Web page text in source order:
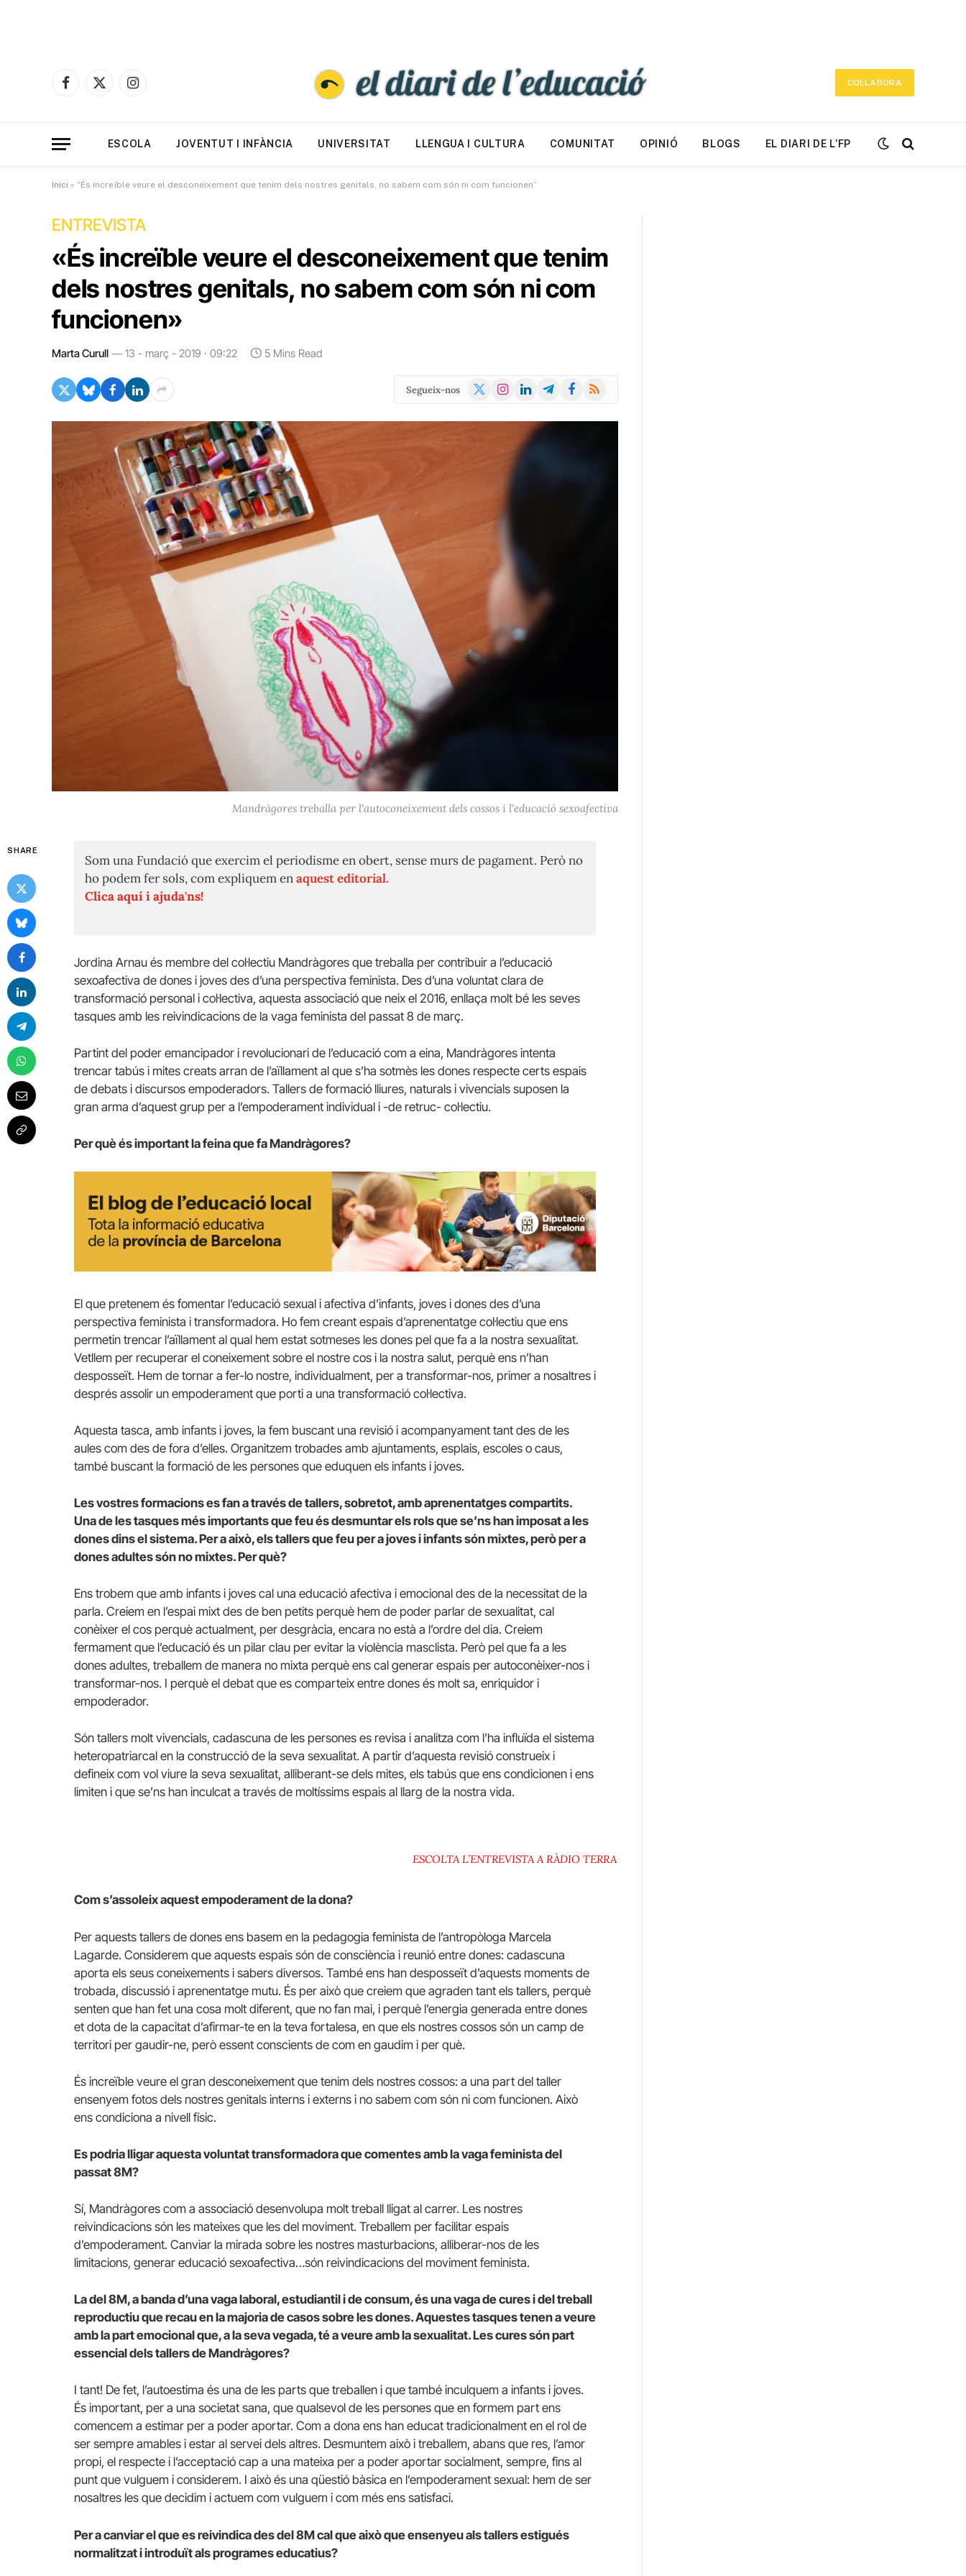
Facebook
X
Instagram
COL·LABORA
ESCOLA JOVENTUT I INFÀNCIA UNIVERSITAT LLENGUA I CULTURA COMUNITAT OPINIÓ BLOGS EL DIARI DE L’FP
Inici » “És increïble veure el desconeixement que tenim dels nostres genitals, no sabem com són ni com funcionen”
ENTREVISTA
«És increïble veure el desconeixement que tenim
dels nostres genitals, no sabem com són ni com
funcionen»
Marta Curull 13 - març - 2019 · 09:22 5 Mins Read
Segueix-nos
X
Instagram
LinkedInTelegramFacebook
RSS
Mandràgores treballa per l'autoconeixement dels cossos i l'educació sexoafectiva
SHARE
Som una Fundació que exercim el periodisme en obert, sense murs de pagament. Però no
ho podem fer sols, com expliquem enaquest editorial.
Clica aquí i ajuda'ns!
Jordina Arnau és membre del col·lectiu Mandràgores que treballa per contribuir a l’educació
sexoafectiva de dones i joves des d’una perspectiva feminista. Des d’una voluntat clara de
transformació personal i col·lectiva, aquesta associació que neix el 2016, enllaça molt bé les seves
tasques amb les reivindicacions de la vaga feminista del passat 8 de març.
Partint del poder emancipador i revolucionari de l’educació com a eina, Mandràgores intenta
trencar tabús i mites creats arran de l’aïllament al que s’ha sotmès les dones respecte certs espais
de debats i discursos empoderadors. Tallers de formació lliures, naturals i vivencials suposen la
gran arma d’aquest grup per a l’empoderament individual i -de retruc- col·lectiu.
Per què és important la feina que fa Mandràgores?
El que pretenem és fomentar l’educació sexual i afectiva d’infants, joves i dones des d’una
perspectiva feminista i transformadora. Ho fem creant espais d’aprenentatge col·lectiu que ens
permetin trencar l’aïllament al qual hem estat sotmeses les dones pel que fa a la nostra sexualitat.
Vetllem per recuperar el coneixement sobre el nostre cos i la nostra salut, perquè ens n’han
desposseït. Hem de tornar a fer-lo nostre, individualment, per a transformar-nos, primer a nosaltres i
després assolir un empoderament que porti a una transformació col·lectiva.
Aquesta tasca, amb infants i joves, la fem buscant una revisió i acompanyament tant des de les
aules com des de fora d’elles. Organitzem trobades amb ajuntaments, esplais, escoles o caus,
també buscant la formació de les persones que eduquen els infants i joves.
Les vostres formacions es fan a través de tallers, sobretot, amb aprenentatges compartits.
Una de les tasques més importants que feu és desmuntar els rols que se’ns han imposat a les
dones dins el sistema. Per a això, els tallers que feu per a joves i infants són mixtes, però per a
dones adultes són no mixtes. Per què?
Ens trobem que amb infants i joves cal una educació afectiva i emocional des de la necessitat de la
parla. Creiem en l’espai mixt des de ben petits perquè hem de poder parlar de sexualitat, cal
conèixer el cos perquè actualment, per desgràcia, encara no està a l’ordre del dia. Creiem
fermament que l’educació és un pilar clau per evitar la violència masclista. Però pel que fa a les
dones adultes, treballem de manera no mixta perquè ens cal generar espais per autoconèixer-nos i
transformar-nos. I perquè el debat que es comparteix entre dones és molt sa, enriquidor i
empoderador.
Són tallers molt vivencials, cadascuna de les persones es revisa i analitza com l’ha influïda el sistema
heteropatriarcal en la construcció de la seva sexualitat. A partir d’aquesta revisió construeix i
defineix com vol viure la seva sexualitat, alliberant-se dels mites, els tabús que ens condicionen i ens
limiten i que se’ns han inculcat a través de moltíssims espais al llarg de la nostra vida.
ESCOLTA L’ENTREVISTA A RÀDIO TERRA
Com s’assoleix aquest empoderament de la dona?
Per aquests tallers de dones ens basem en la pedagogia feminista de l’antropòloga Marcela
Lagarde. Considerem que aquests espais són de consciència i reunió entre dones: cadascuna
aporta els seus coneixements i sabers diversos. També ens han desposseït d’aquests moments de
trobada, discussió i aprenentatge mutu. És per això que creiem que agraden tant els tallers, perquè
senten que han fet una cosa molt diferent, que no fan mai, i perquè l’energia generada entre dones
et dota de la capacitat d’afirmar-te en la teva fortalesa, en que els nostres cossos són un camp de
territori per gaudir-ne, però essent conscients de com en gaudim i per què.
És increïble veure el gran desconeixement que tenim dels nostres cossos: a una part del taller
ensenyem fotos dels nostres genitals interns i externs i no sabem com són ni com funcionen. Això
ens condiciona a nivell físic.
Es podria lligar aquesta voluntat transformadora que comentes amb la vaga feminista del
passat 8M?
Sí, Mandràgores com a associació desenvolupa molt treball lligat al carrer. Les nostres
reivindicacions són les mateixes que les del moviment. Treballem per facilitar espais
d’empoderament. Canviar la mirada sobre les nostres masturbacions, alliberar-nos de les
limitacions, generar educació sexoafectiva…són reivindicacions del moviment feminista.
La del 8M, a banda d’una vaga laboral, estudiantil i de consum, és una vaga de cures i del treball
reproductiu que recau en la majoria de casos sobre les dones. Aquestes tasques tenen a veure
amb la part emocional que, a la seva vegada, té a veure amb la sexualitat. Les cures són part
essencial dels tallers de Mandràgores?
I tant! De fet, l’autoestima és una de les parts que treballen i que també inculquem a infants i joves.
És important, per a una societat sana, que qualsevol de les persones que en formem part ens
comencem a estimar per a poder aportar. Com a dona ens han educat tradicionalment en el rol de
ser sempre amables i estar al servei dels altres. Desmuntem això i treballem, abans que res, l’amor
propi, el respecte i l’acceptació cap a una mateixa per a poder aportar socialment, sempre, fins al
punt que vulguem i considerem. I això és una qüestió bàsica en l’empoderament sexual: hem de ser
nosaltres les que decidim i actuem com vulguem i com més ens satisfaci.
Per a canviar el que es reivindica des del 8M cal que això que ensenyeu als tallers estigués
normalitzat i introduït als programes educatius?